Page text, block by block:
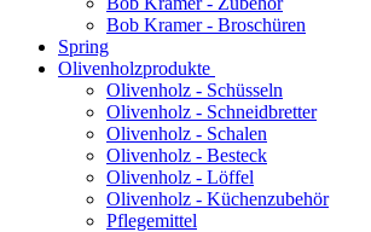
Bob Kramer - Broschüren
Spring
Olivenholzprodukte
Olivenholz - Schüsseln
Olivenholz - Schneidbretter
Olivenholz - Schalen
Olivenholz - Besteck
Olivenholz - Löffel
Olivenholz - Küchenzubehör
Pflegemittel